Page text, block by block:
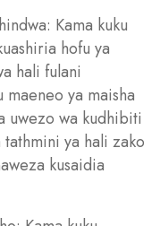
Kama kuku
hofu ya
hali fulani
maeneo ya maisha
uwezo wa kudhibiti
tathmini ya hali zako
kusaidia